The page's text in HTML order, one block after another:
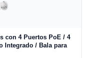
con 4 Puertos PoE / 4
Integrado / Bala para